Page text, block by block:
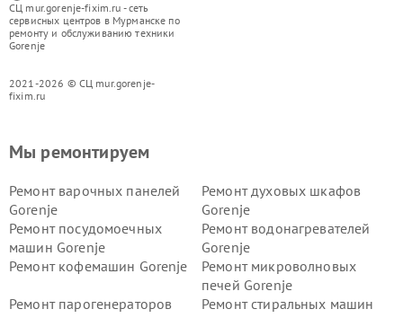
СЦ mur.gorenje-fixim.ru - сеть
сервисных центров в Мурманске по
ремонту и обслуживанию техники
Gorenje
2021-2026 © СЦ mur.gorenje-
fixim.ru
Мы ремонтируем
Ремонт варочных панелей
Gorenje
Ремонт духовых шкафов
Gorenje
Ремонт посудомоечных
машин Gorenje
Ремонт водонагревателей
Gorenje
Ремонт кофемашин Gorenje
Ремонт микроволновых
печей Gorenje
Ремонт парогенераторов
Ремонт стиральных машин